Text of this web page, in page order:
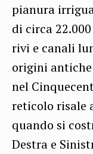
pianura
di circa
rivi e canali
origini
nel
reticolo risale
quando si
Destra e